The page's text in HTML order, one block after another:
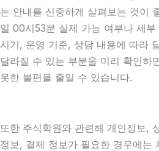
는 안내를 신중하게 살펴보는 것이
일 00시53분 실제 가능 여부나 세
시기, 운영 기준, 상담 내용에 따라
달라질 수 있는 부분을 미리 확인하
못한 불편을 줄일 수 있습니다.
또한 주식학원와 관련해 개인정보,
정보, 결제 정보가 필요한 경우에는